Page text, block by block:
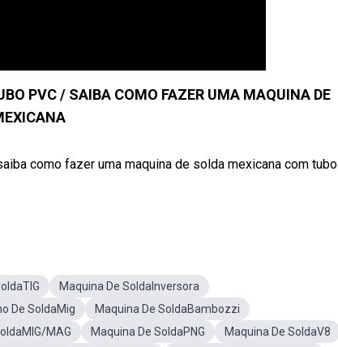
PVC / SAIBA COMO FAZER UMA MAQUINA DE
como fazer uma maquina de solda mexicana com tubo
Maquina De SoldaInversora
De SoldaMig
Maquina De SoldaBambozzi
MAG Maquina De SoldaPNG
Maquina De SoldaV8